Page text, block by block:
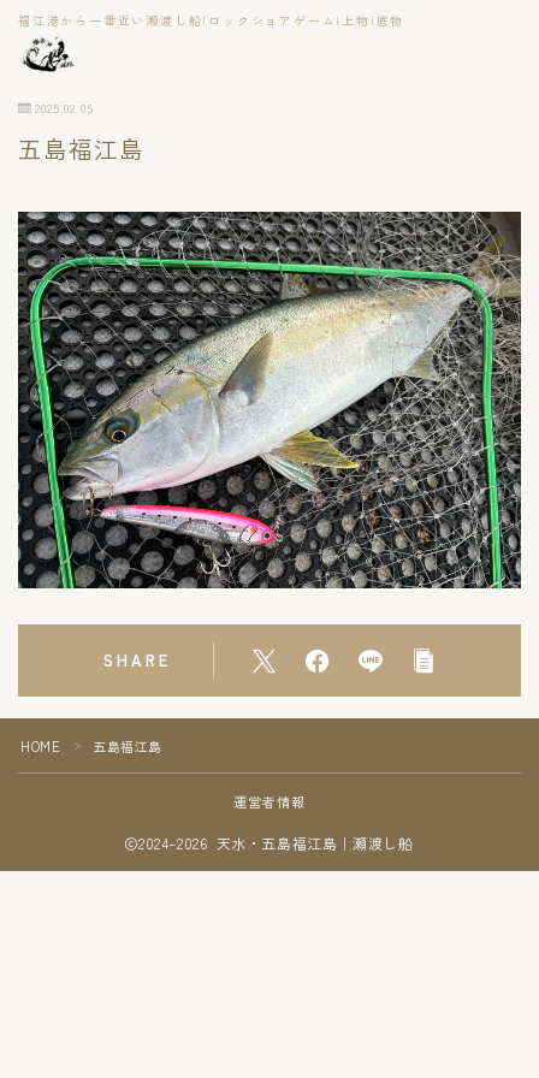
福江港から一番近い瀬渡し船|ロックショアゲーム|上物|底物
2025.02.05
五島福江島
SHARE
HOME ＞ 五島福江島
運営者情報
2024–2026 天水・五島福江島｜瀬渡し船